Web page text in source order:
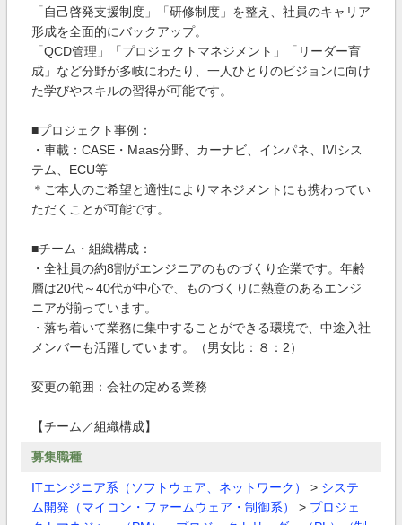
「自己啓発支援制度」「研修制度」を整え、社員のキャリア
形成を全面的にバックアップ。
「QCD管理」「プロジェクトマネジメント」「リーダー育
成」など分野が多岐にわたり、一人ひとりのビジョンに向け
た学びやスキルの習得が可能です。
■プロジェクト事例：
・車載：CASE・Maas分野、カーナビ、インパネ、IVIシス
テム、ECU等
＊ご本人のご希望と適性によりマネジメントにも携わってい
ただくことが可能です。
■チーム・組織構成：
・全社員の約8割がエンジニアのものづくり企業です。年齢
層は20代～40代が中心で、ものづくりに熱意のあるエンジ
ニアが揃っています。
・落ち着いて業務に集中することができる環境で、中途入社
メンバーも活躍しています。（男女比：８：2）
変更の範囲：会社の定める業務
【チーム／組織構成】
募集職種
ITエンジニア系（ソフトウェア、ネットワーク） > システ
ム開発（マイコン・ファームウェア・制御系）
> プロジェ